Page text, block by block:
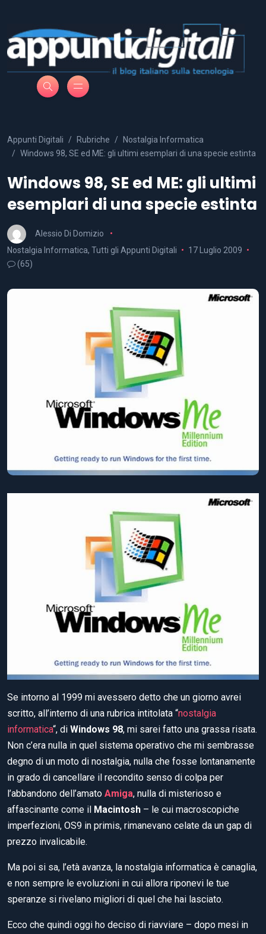
Appunti Digitali Rubriche
Nostalgia Informatica
Windows 98, SE ed ME: gli ultimi esemplari di una specie estinta
Windows 98, SE ed ME: gli ultimi
esemplari di una specie estinta
Alessio Di Domizio
Nostalgia Informatica, Tutti gli Appunti Digitali
17 Luglio 2009
(65)
Se intorno al 1999 mi avessero detto che un giorno avrei
scritto, all’interno di una rubrica intitolata “nostalgia
informatica“, di Windows 98, mi sarei fatto una grassa risata.
Non c’era nulla in quel sistema operativo che mi sembrasse
degno di un moto di nostalgia, nulla che fosse lontanamente
in grado di cancellare il recondito senso di colpa per
l’abbandono dell’amato Amiga, nulla di misterioso e
affascinante come il Macintosh – le cui macroscopiche
imperfezioni, OS9 in primis, rimanevano celate da un gap di
prezzo invalicabile.
Ma poi si sa, l’età avanza, la nostalgia informatica è canaglia,
e non sempre le evoluzioni in cui allora riponevi le tue
speranze si rivelano migliori di quel che hai lasciato.
Ecco che quindi oggi ho deciso di riavviare – dopo mesi in